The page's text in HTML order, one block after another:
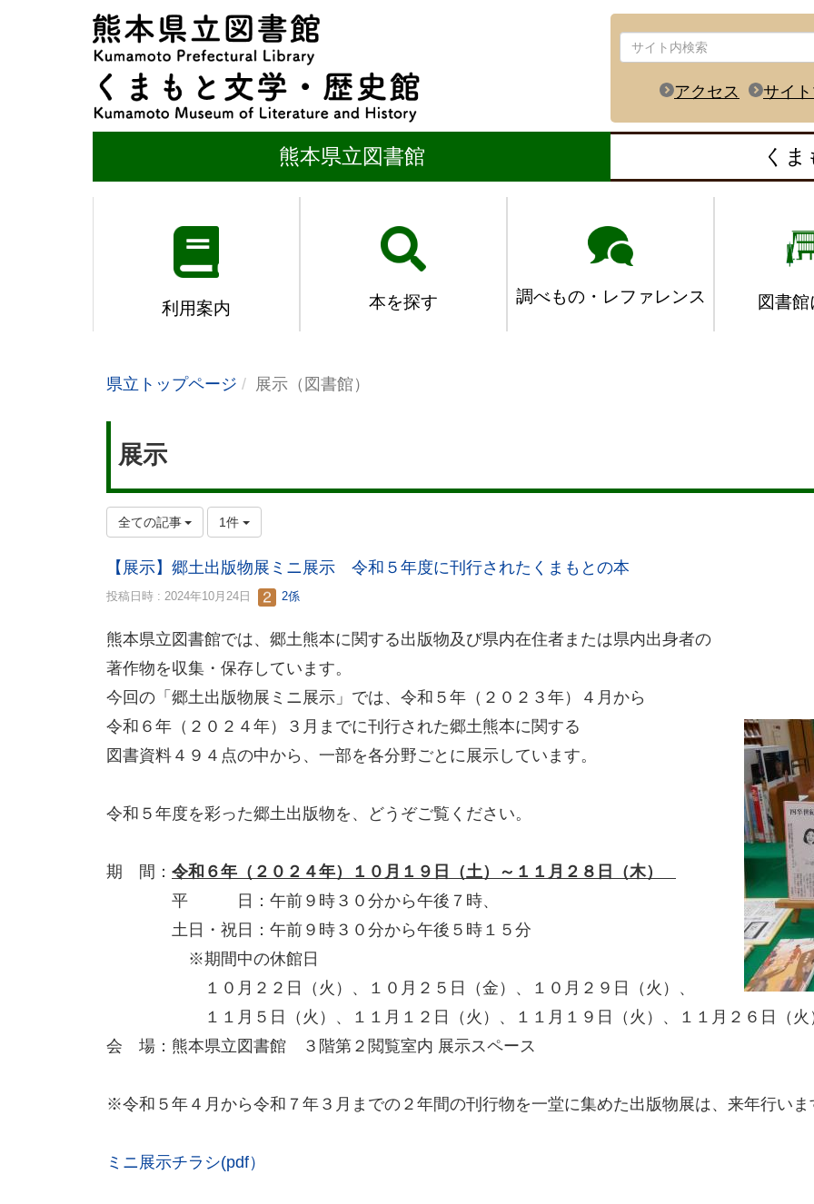
アクセス サイ
熊本県立図書館 く
利用案内 本を探す 調べもの・レファレンス 図書館
県立トップページ 展示（図書館）
展示
全ての記事 1件
【展示】郷土出版物展ミニ展示 令和５年度に刊行されたくまもとの本
投稿日時 : 2024年10月24日 2係
熊本県立図書館では、郷土熊本に関する出版物及び県内在住者または県内出身者の
著作物を収集・保存しています。
今回の「郷土出版物展ミニ展示」では、令和５年（２０２３年）４月から
令和６年（２０２４年）３月までに刊行された郷土熊本に関する
図書資料４９４点の中から、一部を各分野ごとに展示しています。
令和５年度を彩った郷土出版物を、どうぞご覧ください。
期 間： 令和６年（２０２４年）１０月１９日（土）～１１月２８日（木）
平 日：午前９時３０分から午後７時、
土日・祝日：午前９時３０分から午後５時１５分
※期間中の休館日
１０月２２日（火）、１０月２５日（金）、１０月２９日（火）、
１１月５日（火）、１１月１２日（火）、１１月１９日（火）、１１月２６日（火
会 場：熊本県立図書館 ３階第２閲覧室内 展示スペース
※令和５年４月から令和７年３月までの２年間の刊行物を一堂に集めた出版物展は、来年行いま
ミニ展示チラシ(pdf）